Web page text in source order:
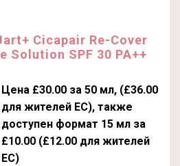
Cicapair Re-Cover
Solution SPF 30 PA++
Цена £30.00 за 50 мл, (£36.00
для жителей ЕС), также
доступен формат 15 мл за
£10.00 (£12.00 для жителей
ЕС)